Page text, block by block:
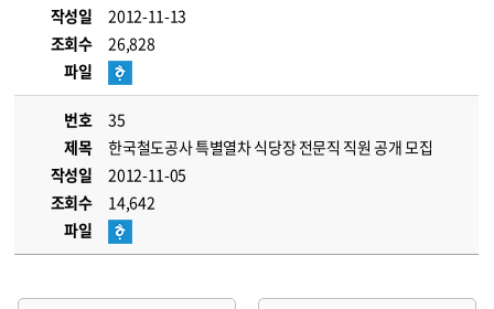
작성일
2012-11-13
조회수
26,828
파일
번호
35
제목
한국철도공사 특별열차 식당장 전문직 직원 공개 모집
작성일
2012-11-05
조회수
14,642
파일